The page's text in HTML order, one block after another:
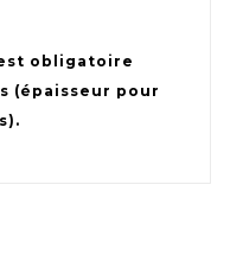
obligatoire
(épaisseur pour